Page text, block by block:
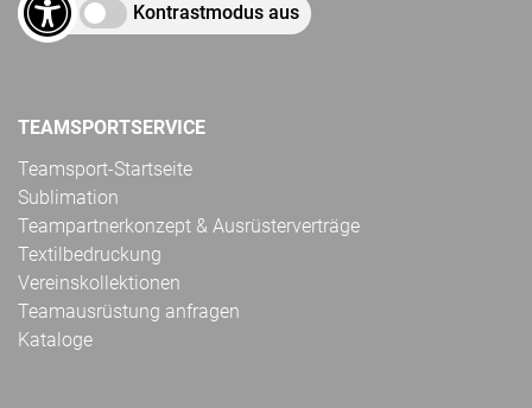
Kontrastmodus aus
TEAMSPORTSERVICE
Teamsport-Startseite
Sublimation
Teampartnerkonzept & Ausrüsterverträge
Textilbedruckung
Vereinskollektionen
Teamausrüstung anfragen
Kataloge